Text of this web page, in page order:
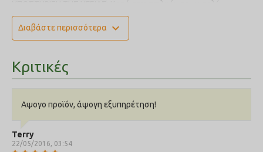
να παραμείνουν δραστήριοι και υγιείς. Η φόρμουλα περιέχει
θρεπτικές ουσίες υψηλής πεπτικότητας για μέγιστη
απορρόφηση.
κροκέτα είναι τέλεια προσαρμοσμένη στο μικροσκοπικό
σαγόνι του σκύλου και ενθαρρύνει τη μάσηση. Τα
αποκλειστικά αρώματα βοηθούν επίσης στην τόνωση της
όρεξης στους ιδιόρρυθμους σκύλους.
ουσιών που υποστηρίζουν τη λάμψη του τριχώματος και την
Σύνθεση
λίπη, σιτάλευρο, σιτάρι, αλεύρι αραβόσιτου, γλουτένη
Διαβάστε περισσότερα expand_more
Κριτικές
Αψογο προϊόν, άψογη εξυπηρέτηση!
Terry
22/05/2016, 03:54